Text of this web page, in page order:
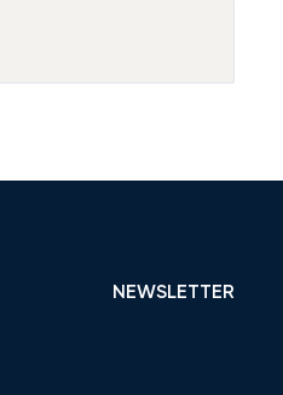
NEWSLETTER